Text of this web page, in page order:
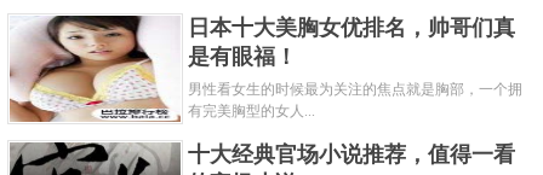
并不只一条，它是以川藏道、滇藏道与青藏道(甘青道)
三条大道为主线，外延达南亚、西亚、中亚和东南亚
各国。在这三条茶马古道中，川藏道是开通时间最
早，运输量最大，历史作用也最大的大道。从汉代开
始，雅安便是川藏道上的必经之地。后来朝代变更，
日本十大美胸女优排名，帅哥们真
是有眼福！
男性看女生的时候最为关注的焦点就是胸部，一个拥
有完美胸型的女人...
十大经典官场小说推荐，值得一看